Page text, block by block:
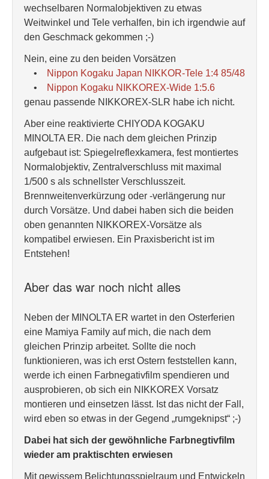
wechselbaren Normalobjektiven zu etwas
Weitwinkel und Tele verhalfen, bin ich irgendwie auf
den Geschmack gekommen ;-)
Nein, eine zu den beiden Vorsätzen
•
Nippon Kogaku Japan NIKKOR-Tele 1:4 85/48
•
Nippon Kogaku NIKKOREX-Wide 1:5.6
genau passende NIKKOREX-SLR habe ich nicht.
Aber eine reaktivierte CHIYODA KOGAKU
MINOLTA ER. Die nach dem gleichen Prinzip
aufgebaut ist: Spiegelreflexkamera, fest montiertes
Normalobjektiv, Zentralverschluss mit maximal
1/500 s als schnellster Verschlusszeit.
Brennweitenverkürzung oder -verlängerung nur
durch Vorsätze. Und dabei haben sich die beiden
oben genannten NIKKOREX-Vorsätze als
kompatibel erwiesen. Ein Praxisbericht ist im
Entstehen!
Aber das war noch nicht alles
Neben der MINOLTA ER wartet in den Osterferien
eine Mamiya Family auf mich, die nach dem
gleichen Prinzip arbeitet. Sollte die noch
funktionieren, was ich erst Ostern feststellen kann,
werde ich einen Farbnegativfilm spendieren und
ausprobieren, ob sich ein NIKKOREX Vorsatz
montieren und einsetzen lässt. Ist das nicht der Fall,
wird eben so etwas in der Gegend „rumgeknipst“ ;-)
Dabei hat sich der gewöhnliche Farbnegtivfilm
wieder am praktischten erwiesen
Mit gewissem Belichtungsspielraum und Entwickeln